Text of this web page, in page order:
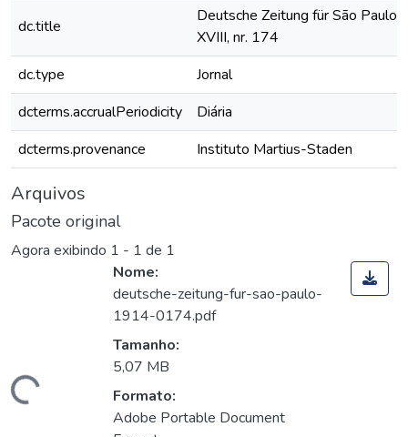
dc.title
Deutsche Zeitung für São Paulo,
XVIII, nr. 174
dc.type
Jornal
dcterms.accrualPeriodicity
Diária
dcterms.provenance
Instituto Martius-Staden
Arquivos
Pacote original
Agora exibindo 1 - 1 de 1
Nome:
deutsche-zeitung-fur-sao-paulo-
1914-0174.pdf
Tamanho:
5,07 MB
Formato:
Adobe Portable Document